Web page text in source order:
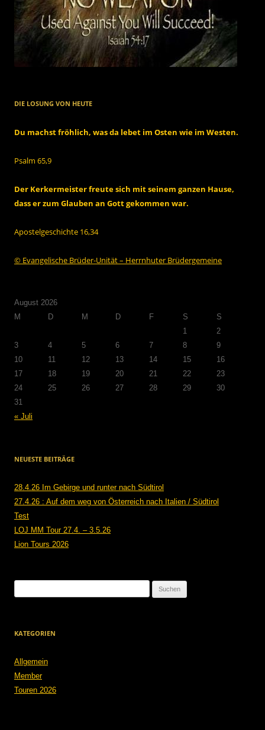
DIE LOSUNG VON HEUTE
Du machst fröhlich, was da lebet im Osten wie im Westen.
Psalm 65,9
Der Kerkermeister freute sich mit seinem ganzen Hause,
dass er zum Glauben an Gott gekommen war.
Apostelgeschichte 16,34
© Evangelische Brüder-Unität – Herrnhuter Brüdergemeine
August 2026
M
D M D F S
S
1
2
3
4 5 6 7 8
9
10
11 12 13 14 15
16
17
18 19 20 21 22
23
24
25 26 27 28 29
30
31
« Juli
NEUESTE BEITRÄGE
28.4.26 Im Gebirge und runter nach Südtirol
27.4.26 : Auf dem weg von Österreich nach Italien / Südtirol
Test
LOJ MM Tour 27.4. – 3.5.26
Lion Tours 2026
KATEGORIEN
Allgemein
Member
Touren 2026